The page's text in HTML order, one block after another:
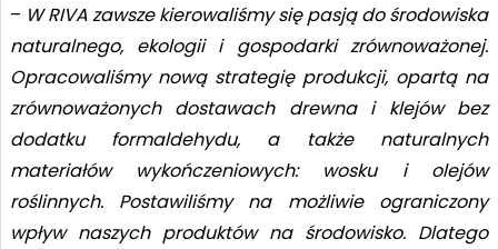
– W RIVA zawsze kierowaliśmy się pasją do środowiska
naturalnego, ekologii i gospodarki zrównoważonej.
Opracowaliśmy nową strategię produkcji, opartą na
zrównoważonych dostawach drewna i klejów bez
dodatku formaldehydu, a także naturalnych
materiałów wykończeniowych: wosku i olejów
roślinnych. Postawiliśmy na możliwie ograniczony
wpływ naszych produktów na środowisko. Dlatego